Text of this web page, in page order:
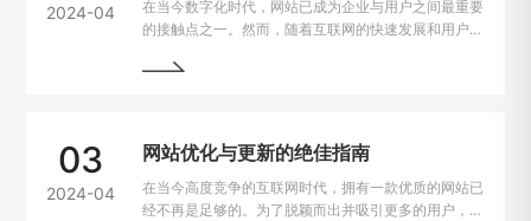
2024-04
在当今数字化时代，网站已成为企业与用户之间最重要
的接触点之一。然而，随着互联网的快速发展和用户需
重要因素。一般来说，如果一个网站的加载速度过慢，
验，成为了每个网站主的重要课题。
03
2024-04
网站优化与更新的绝佳指南
在当今高度竞争的互联网时代，拥有一款优质的网站已
经不再是足够的。为了脱颖而出并吸引更多的用户，持